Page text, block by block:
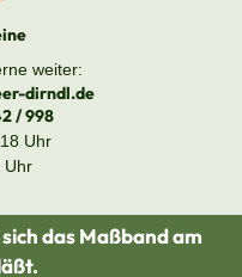
weiter:
dirndl.de
/ 998
Uhr
Uhr
das Maßband am